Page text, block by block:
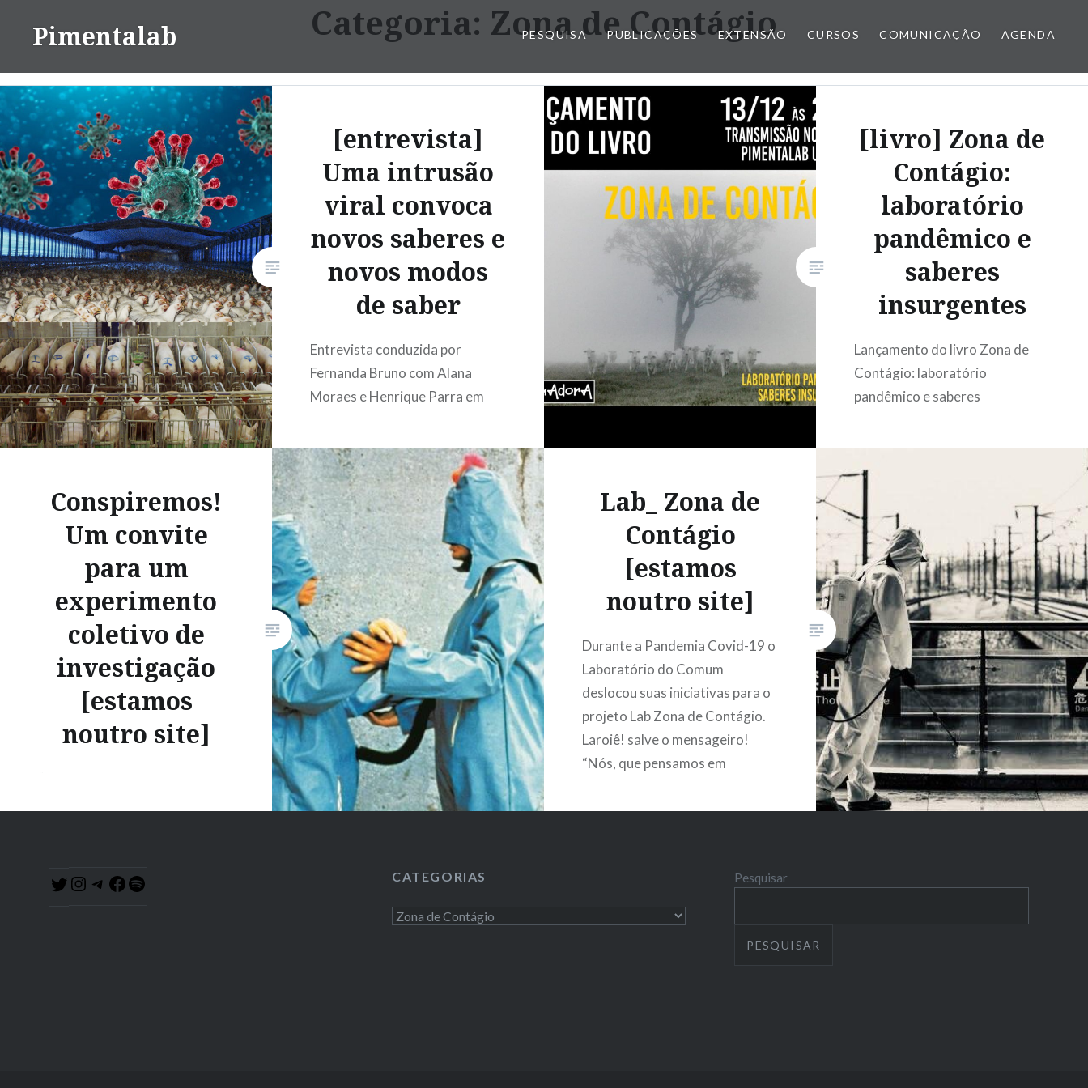
Pimentalab PESQUISA PUBLICAÇÕES EXTENSÃO CURSOS COMUNICAÇÃO AGENDA
Categoria: Zona de Contágio
[entrevista]
Uma intrusão
viral convoca
novos saberes e
novos modos
de saber
Entrevista conduzida por
Fernanda Bruno com Alana
Moraes e Henrique Parra em
primeiros meses de 2020, o
Brasil e o mundo foram
acometidos pela pandemia do
novo coronavírus. A intrusão
viral fez surgir impulsos
múltiplos: negação da ciência,
criação de falsos dualismos
entre manutenção da vida e…
LEIA MAIS
[livro] Zona de
Contágio:
laboratório
pandêmico e
saberes
insurgentes
Lançamento do livro Zona de
Contágio: laboratório
pandêmico e saberes
em rede de pesquisadoras e
regiões do Brasil que
participaram da investigação
experimental “Zona de
Contágio”, durante a Pandemia
Covid19. Referência: MORAES,
Alana; PARRA, Henrique;
PEREIRA, Bru. Zona de
Contágio: laboratório
pandêmico, saberes
insurgentes….
Conspiremos!
Um convite
para um
experimento
coletivo de
investigação
[estamos
noutro site]
Comum deslocou suas
iniciativas para o projeto Lab
Lab_ Zona de
Contágio
[estamos
noutro site]
Durante a Pandemia Covid-19 o
Laboratório do Comum
deslocou suas iniciativas para o
projeto Lab Zona de Contágio.
Laroiê! salve o mensageiro!
“Nós, que pensamos em
Nós não possuímos os saberes
impotência. Ora, lá onde se
pensa que…
TwitterInstagram
Telegram
Facebook
CATEGORIAS
Categorias
Pesquisar
PESQUISAR